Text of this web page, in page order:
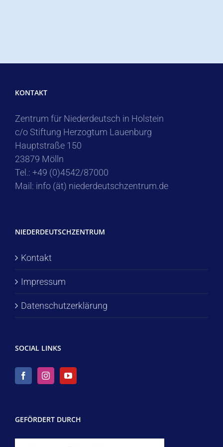
KONTAKT
Zentrum für Niederdeutsch in Holstein
c/o Stiftung Herzogtum Lauenburg
Hauptstraße 150
23879 Mölln
Tel.: +49 (0)4542/87000
Mail: info (ät) niederdeutschzentrum.de
NIEDERDEUTSCHZENTRUM
Kontakt
Impressum
Datenschutzerklärung
SOCIAL LINKS
GEFÖRDERT DURCH